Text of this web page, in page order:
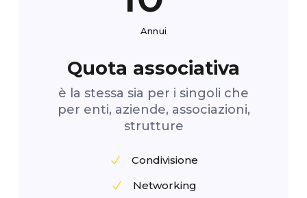
Annui
Quota associativa
è la stessa sia per i singoli che
per enti, aziende, associazioni,
strutture
Condivisione
Networking